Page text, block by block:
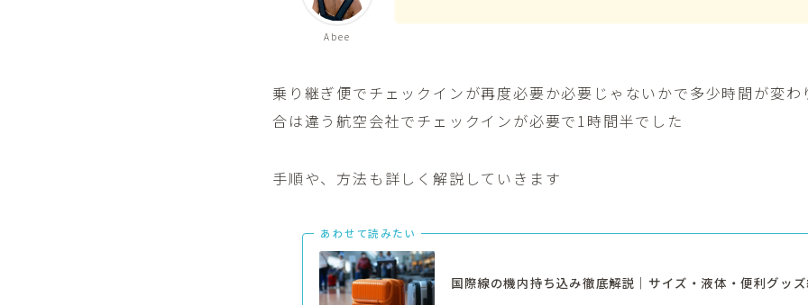
Abee
乗り継ぎ便でチェックインが再度必要か必要じゃないかで多少時間が変
合は違う航空会社でチェックインが必要で1時間半でした
手順や、方法も詳しく解説していきます
あわせて読みたい
国際線の機内持ち込み徹底解説｜サイズ・液体・便利グッ